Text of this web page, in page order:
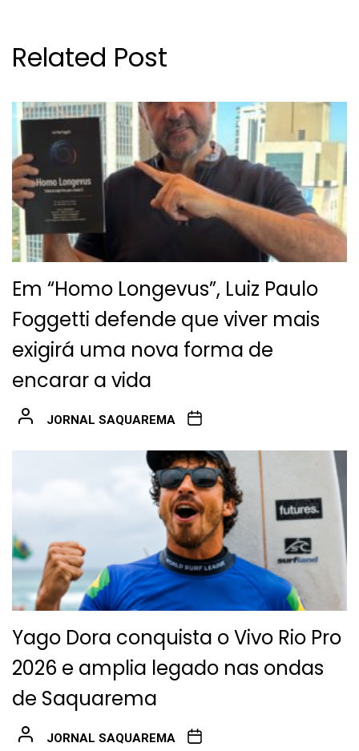
Related Post
Em “Homo Longevus”, Luiz Paulo
Foggetti defende que viver mais
exigirá uma nova forma de
encarar a vida
JORNAL SAQUAREMA
Yago Dora conquista o Vivo Rio Pro
2026 e amplia legado nas ondas
de Saquarema
JORNAL SAQUAREMA